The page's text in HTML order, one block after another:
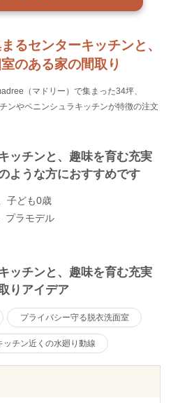
るセンターキッチンと、
のある家の間取り
（マドリー）で集まった34坪、
ンやペニンシュラキッチンが特徴の注文
ッチンと、趣味を育む充実
ような方におすすめです
子ども0歳
プラモデル
ッチンと、趣味を育む充実
りアイデア
プライバシー守る脱衣洗面室
ッチン近くの水廻り動線